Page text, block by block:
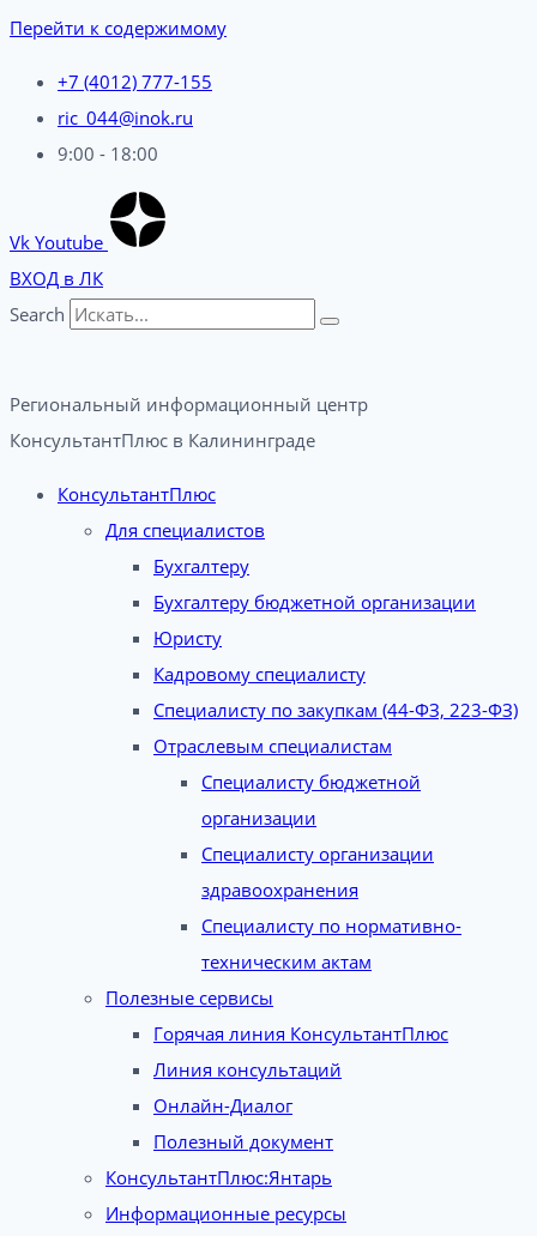
Перейти к содержимому
+7 (4012) 777-155
ric_044@inok.ru
9:00 - 18:00
Vk Youtube
ВХОД в ЛК
Search
Региональный информационный центр
КонсультантПлюс в Калининграде​
КонсультантПлюс
Для специалистов
Бухгалтеру
Бухгалтеру бюджетной организации
Юристу
Кадровому специалисту
Специалисту по закупкам (44-ФЗ, 223-ФЗ)
Отраслевым специалистам
Специалисту бюджетной
организации
Специалисту организации
здравоохранения
Специалисту по нормативно-
техническим актам
Полезные сервисы
Горячая линия КонсультантПлюс
Линия консультаций
Онлайн-Диалог
Полезный документ
КонсультантПлюс:Янтарь
Информационные ресурсы